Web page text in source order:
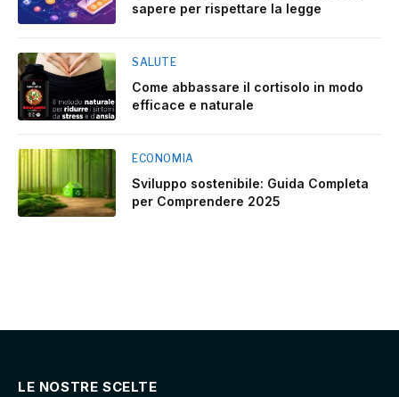
sapere per rispettare la legge
SALUTE
Come abbassare il cortisolo in modo
efficace e naturale
ECONOMIA
Sviluppo sostenibile: Guida Completa
per Comprendere 2025
LE NOSTRE SCELTE